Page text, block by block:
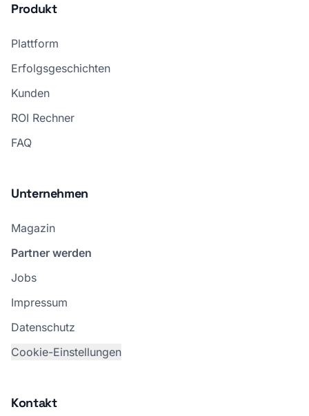
Produkt
Plattform
Erfolgsgeschichten
Kunden
ROI Rechner
FAQ
Unternehmen
Magazin
Partner werden
Jobs
Impressum
Datenschutz
Cookie-Einstellungen
Kontakt